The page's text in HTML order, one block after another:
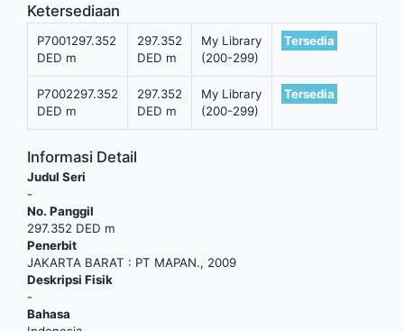
Ketersediaan
P7001297.352
DED m
297.352
DED m
My Library
(200-299)
Tersedia
P7002297.352
DED m
297.352
DED m
My Library
(200-299)
Tersedia
Informasi Detail
Judul Seri
-
No. Panggil
297.352 DED m
Penerbit
JAKARTA BARAT : PT MAPAN., 2009
Deskripsi Fisik
-
Bahasa